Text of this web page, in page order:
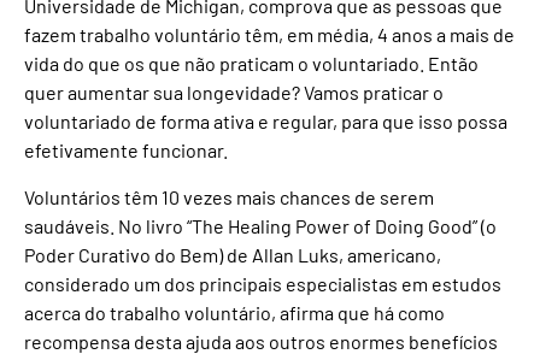
Universidade de Michigan, comprova que as pessoas que
fazem trabalho voluntário têm, em média, 4 anos a mais de
vida do que os que não praticam o voluntariado. Então
quer aumentar sua longevidade? Vamos praticar o
voluntariado de forma ativa e regular, para que isso possa
efetivamente funcionar.
Voluntários têm 10 vezes mais chances de serem
saudáveis. No livro “The Healing Power of Doing Good” (o
Poder Curativo do Bem) de Allan Luks, americano,
considerado um dos principais especialistas em estudos
acerca do trabalho voluntário, afirma que há como
recompensa desta ajuda aos outros enormes benefícios